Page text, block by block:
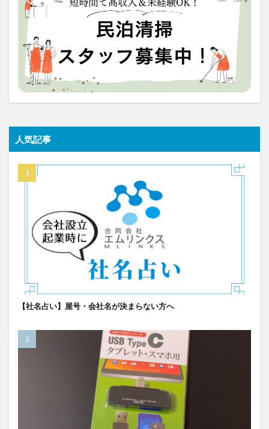
人気記事
【社名占い】屋号・会社名が決まらない方へ